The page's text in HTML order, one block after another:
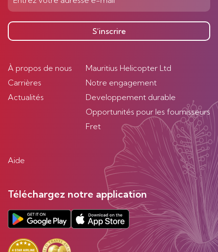
S’inscrire
À propos de nous
Carrières
Actualités
Mauritius Helicopter Ltd
Notre engagement
Developpement durable
Opportunités pour les fournisseurs
Fret
Aide
Téléchargez notre application